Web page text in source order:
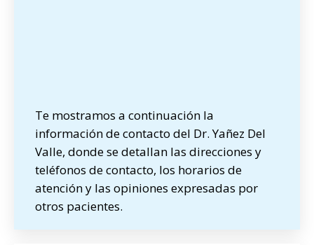
Te mostramos a continuación la
información de contacto del Dr. Yañez Del
Valle, donde se detallan las direcciones y
teléfonos de contacto, los horarios de
atención y las opiniones expresadas por
otros pacientes.